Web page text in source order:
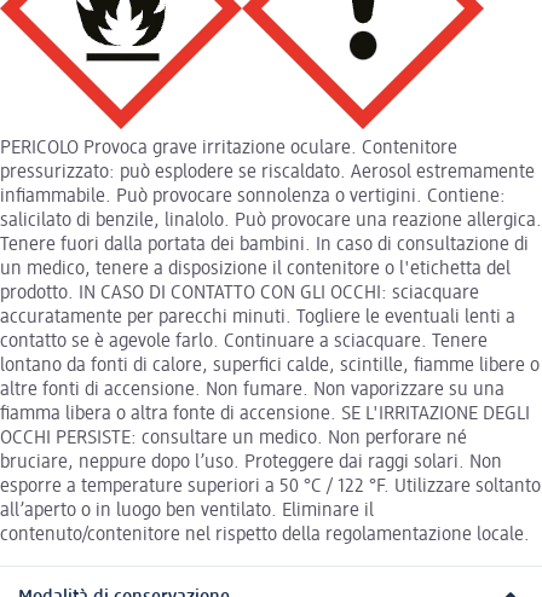
PERICOLO Provoca grave irritazione oculare. Contenitore
pressurizzato: può esplodere se riscaldato. Aerosol estremamente
infiammabile. Può provocare sonnolenza o vertigini. Contiene:
salicilato di benzile, linalolo. Può provocare una reazione allergica.
Tenere fuori dalla portata dei bambini. In caso di consultazione di
un medico, tenere a disposizione il contenitore o l'etichetta del
prodotto. IN CASO DI CONTATTO CON GLI OCCHI: sciacquare
accuratamente per parecchi minuti. Togliere le eventuali lenti a
contatto se è agevole farlo. Continuare a sciacquare. Tenere
lontano da fonti di calore, superfici calde, scintille, fiamme libere o
altre fonti di accensione. Non fumare. Non vaporizzare su una
fiamma libera o altra fonte di accensione. SE L'IRRITAZIONE DEGLI
OCCHI PERSISTE: consultare un medico. Non perforare né
bruciare, neppure dopo l’uso. Proteggere dai raggi solari. Non
esporre a temperature superiori a 50 °C / 122 °F. Utilizzare soltanto
all’aperto o in luogo ben ventilato. Eliminare il
contenuto/contenitore nel rispetto della regolamentazione locale.